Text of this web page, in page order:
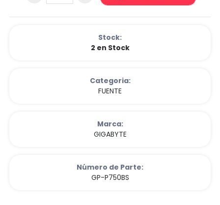
Stock:
2 en Stock
Categoria:
FUENTE
Marca:
GIGABYTE
Número de Parte:
GP-P750BS